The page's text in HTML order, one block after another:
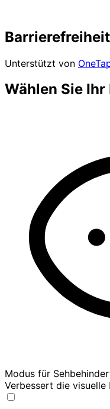
Unterstützt von
Wählen Sie
Modus für
Verbessert die